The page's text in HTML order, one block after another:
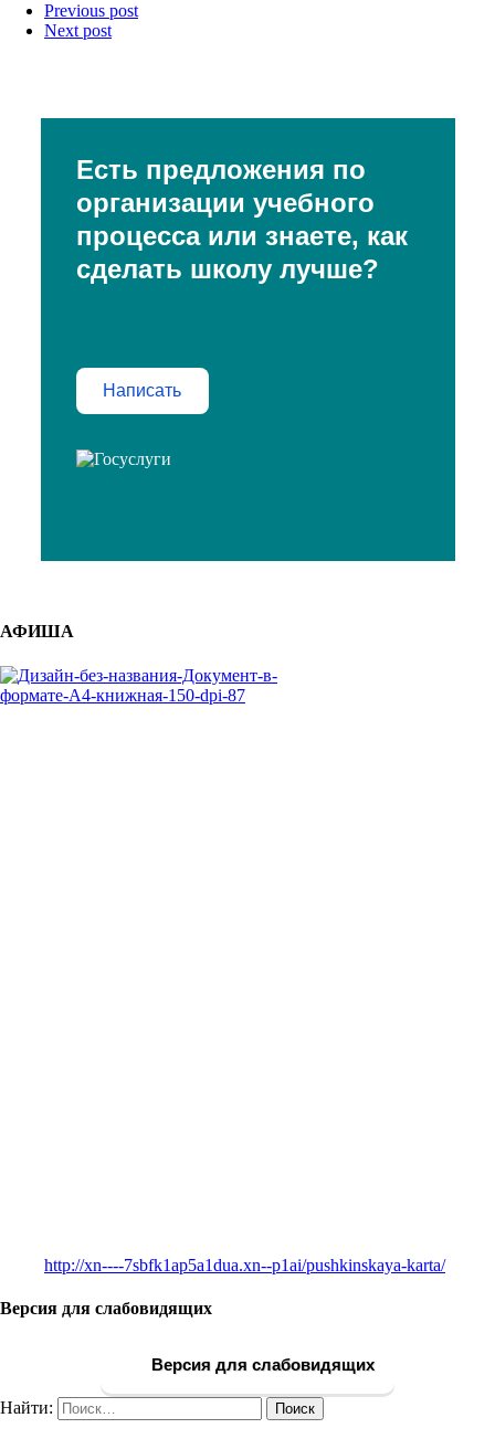
Previous post
Next post
Есть предложения по
организации учебного
процесса или знаете, как
сделать школу лучше?
Написать
АФИША
http://xn----7sbfk1ap5a1dua.xn--p1ai/pushkinskaya-karta/
Версия для слабовидящих
Версия для слабовидящих
Найти: